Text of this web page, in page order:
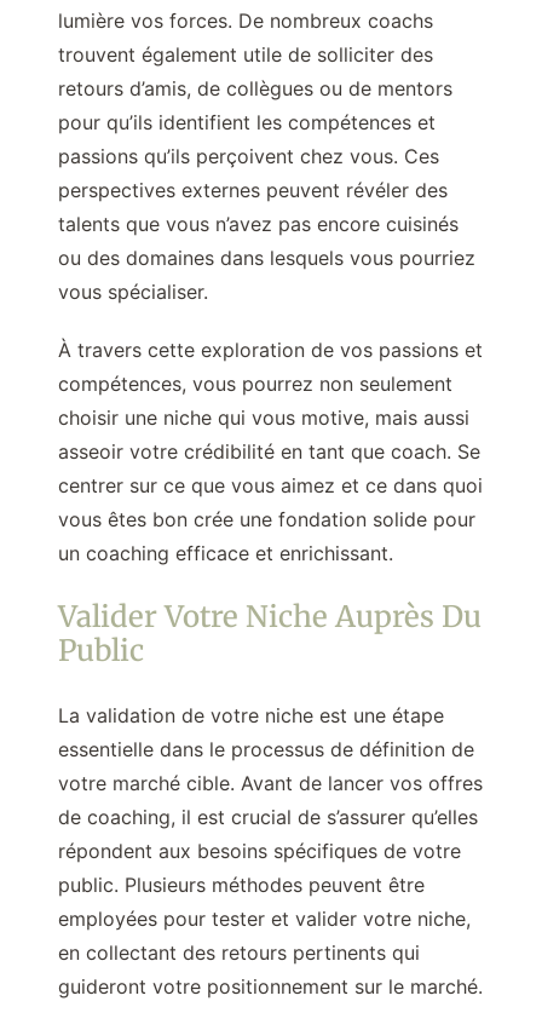
lumière vos forces. De nombreux coachs
trouvent également utile de solliciter des
retours d’amis, de collègues ou de mentors
pour qu’ils identifient les compétences et
passions qu’ils perçoivent chez vous. Ces
perspectives externes peuvent révéler des
talents que vous n’avez pas encore cuisinés
ou des domaines dans lesquels vous pourriez
vous spécialiser.
À travers cette exploration de vos passions et
compétences, vous pourrez non seulement
choisir une niche qui vous motive, mais aussi
asseoir votre crédibilité en tant que coach. Se
centrer sur ce que vous aimez et ce dans quoi
vous êtes bon crée une fondation solide pour
un coaching efficace et enrichissant.
Valider Votre Niche Auprès Du
Public
La validation de votre niche est une étape
essentielle dans le processus de définition de
votre marché cible. Avant de lancer vos offres
de coaching, il est crucial de s’assurer qu’elles
répondent aux besoins spécifiques de votre
public. Plusieurs méthodes peuvent être
employées pour tester et valider votre niche,
en collectant des retours pertinents qui
guideront votre positionnement sur le marché.